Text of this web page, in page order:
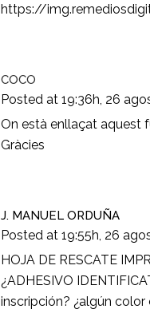
https://
COCO
Posted at 19:36h, 26
On està enllaçat aquest
Gràcies
J. MANUEL ORDUÑA
Posted at 19:55h, 26
HOJA DE RESCATE
¿ADHESIVO
inscripción? ¿algún color